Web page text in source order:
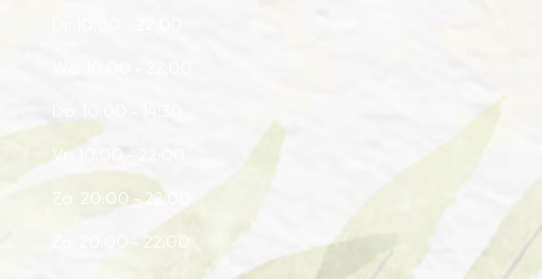
Vr: 10:00 - 22:00
Za: 20:00 - 22:00
Zo: 20:00 - 22:00